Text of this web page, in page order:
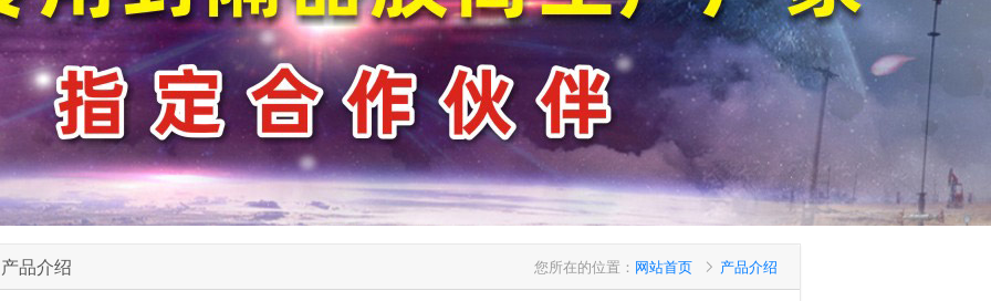
产品介绍 您所在的位置： 网站首页 产品介绍